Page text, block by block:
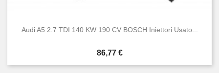
Audi A5 2.7 TDI 140 KW 190 CV BOSCH Iniettori Usato...
Prezzo
86,77 €